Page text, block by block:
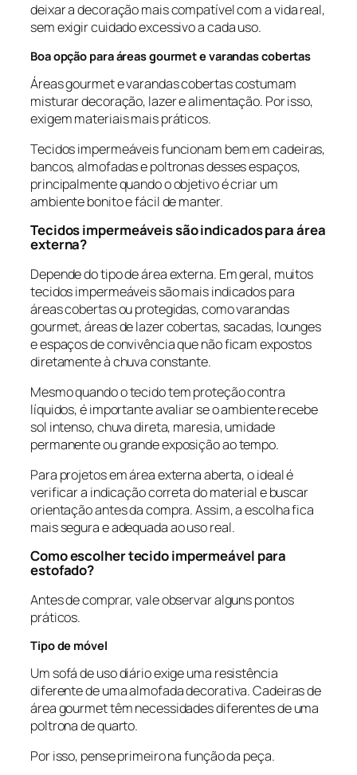
deixar a decoração mais compatível com a vida real,
sem exigir cuidado excessivo a cada uso.
Boa opção para áreas gourmet e varandas cobertas
Áreas gourmet e varandas cobertas costumam
misturar decoração, lazer e alimentação. Por isso,
exigem materiais mais práticos.
Tecidos impermeáveis funcionam bem em cadeiras,
bancos, almofadas e poltronas desses espaços,
principalmente quando o objetivo é criar um
ambiente bonito e fácil de manter.
Tecidos impermeáveis são indicados para área
externa?
Depende do tipo de área externa. Em geral, muitos
tecidos impermeáveis são mais indicados para
áreas cobertas ou protegidas, como varandas
gourmet, áreas de lazer cobertas, sacadas, lounges
e espaços de convivência que não ficam expostos
diretamente à chuva constante.
Mesmo quando o tecido tem proteção contra
líquidos, é importante avaliar se o ambiente recebe
sol intenso, chuva direta, maresia, umidade
permanente ou grande exposição ao tempo.
Para projetos em área externa aberta, o ideal é
verificar a indicação correta do material e buscar
orientação antes da compra. Assim, a escolha fica
mais segura e adequada ao uso real.
Como escolher tecido impermeável para
estofado?
Antes de comprar, vale observar alguns pontos
práticos.
Tipo de móvel
Um sofá de uso diário exige uma resistência
diferente de uma almofada decorativa. Cadeiras de
área gourmet têm necessidades diferentes de uma
poltrona de quarto.
Por isso, pense primeiro na função da peça.